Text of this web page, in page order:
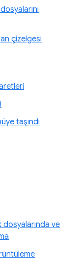
çizelgesi
taşındı
ve